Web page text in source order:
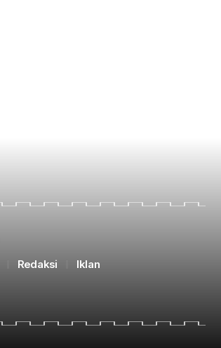
Redaksi Iklan